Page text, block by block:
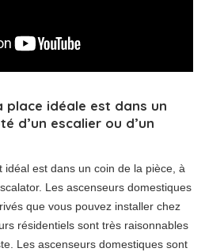
place idéale est dans un
d’un escalier ou d’un
idéal est dans un coin de la pièce, à
Les ascenseurs domestiques
que vous pouvez installer chez
résidentiels sont très raisonnables
Les ascenseurs domestiques sont